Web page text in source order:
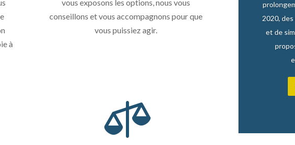
à
vous exposons les options, nous vous
conseillons et vous accompagnons pour que
vous puissiez agir.

2020,
et de